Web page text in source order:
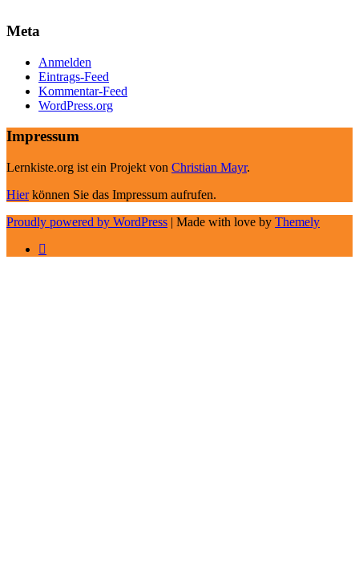
Meta
Anmelden
Eintrags-Feed
Kommentar-Feed
WordPress.org
Impressum
Lernkiste.org ist ein Projekt von Christian Mayr.
Hierkönnen Sie das Impressum aufrufen.
Proudly powered by WordPress | Made with love by Themely